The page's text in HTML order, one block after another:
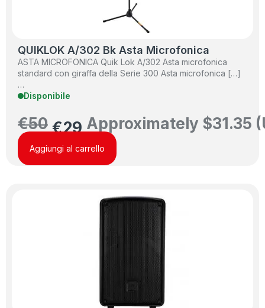
QUIKLOK A/302 Bk Asta Microfonica
ASTA MICROFONICA Quik Lok A/302 Asta microfonica
standard con giraffa della Serie 300 Asta microfonica […]
…
Disponibile
€50 €29 Approximately $31.35
Aggiungi al carrello